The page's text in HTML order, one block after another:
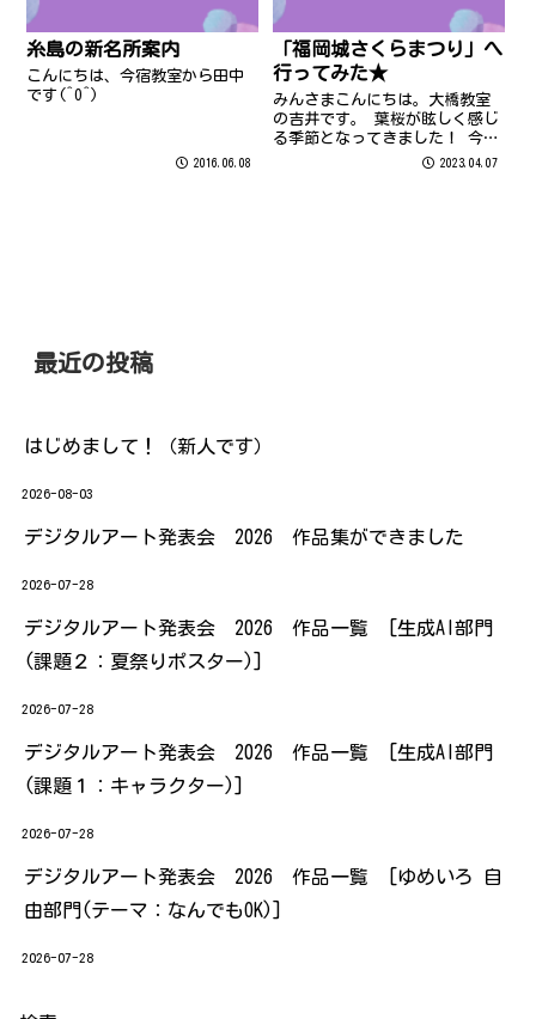
糸島の新名所案内
こんにちは、今宿教室から田中
です(^O^)
2016.06.08
「福岡城さくらまつり」へ
行ってみた★
みんさまこんにちは。大橋教室
の吉井です。 葉桜が眩しく感じ
る季節となってきました！ 今年
は制限のない春だったのでお花
2023.04.07
最近の投稿
はじめまして！（新人です）
2026-08-03
デジタルアート発表会 2026 作品集ができました
2026-07-28
デジタルアート発表会 2026 作品一覧 [生成AI部門
(課題２：夏祭りポスター)]
2026-07-28
デジタルアート発表会 2026 作品一覧 [生成AI部門
(課題１：キャラクター)]
2026-07-28
デジタルアート発表会 2026 作品一覧 [ゆめいろ 自
由部門(テーマ：なんでもOK)]
2026-07-28